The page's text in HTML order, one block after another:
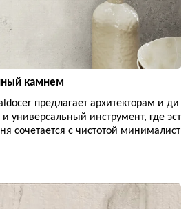
камнем
предлагает архитекторам и ди
универсальный инструмент, где эст
сочетается с чистотой минималист